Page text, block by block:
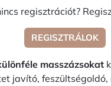
regisztrációt?
REGISZTRÁLOK
masszázsokat
javító,